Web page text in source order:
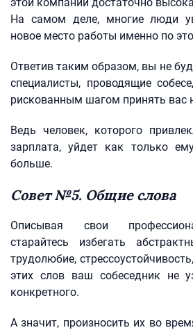
На самом деле, многие люди
новое место работы именно по
Ответив таким образом, вы не
специалисты, проводящие
рискованным шагом принять вас
Ведь человек, которого
зарплата, уйдет как только
больше.
Совет №5. Общие слова
Описывая свои
старайтесь избегать
трудолюбие,
этих слов ваш собеседник не
конкретного.
А значит, произносить их во